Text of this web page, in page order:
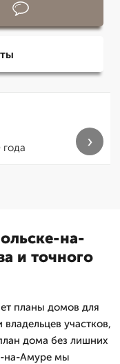
›
на-
и точного
планы домов для
участков,
дома без лишних
на-Амуре мы